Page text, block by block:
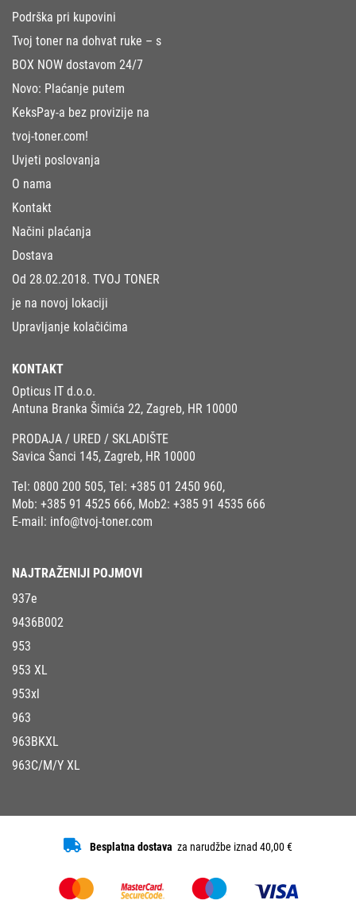
Podrška pri kupovini
Tvoj toner na dohvat ruke – s
BOX NOW dostavom 24/7
Novo: Plaćanje putem
KeksPay-a bez provizije na
tvoj-toner.com!
Uvjeti poslovanja
O nama
Kontakt
Načini plaćanja
Dostava
Od 28.02.2018. TVOJ TONER
je na novoj lokaciji
Upravljanje kolačićima
KONTAKT
Opticus IT d.o.o.
Antuna Branka Šimića 22, Zagreb, HR 10000
PRODAJA / URED / SKLADIŠTE
Savica Šanci 145, Zagreb, HR 10000
Tel: 0800 200 505, Tel: +385 01 2450 960,
Mob: +385 91 4525 666, Mob2: +385 91 4535 666
E-mail: info@tvoj-toner.com
NAJTRAŽENIJI POJMOVI
937e
9436B002
953
953 XL
953xl
963
963BKXL
963C/M/Y XL
Besplatna dostava za narudžbe iznad 40,00 €